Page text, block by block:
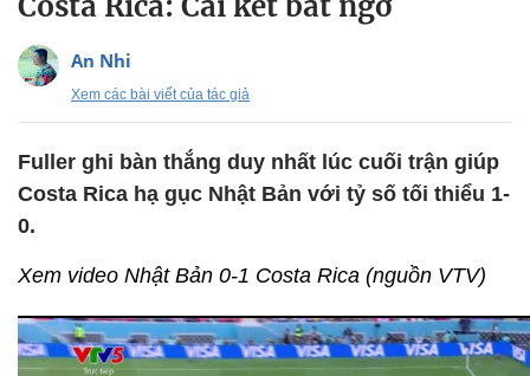
An Nhi
Xem các bài viết của tác giả
Fuller ghi bàn thắng duy nhất lúc cuối trận giúp
Costa Rica hạ gục Nhật Bản với tỷ số tối thiểu 1-
0.
Xem video Nhật Bản 0-1 Costa Rica (nguồn VTV)